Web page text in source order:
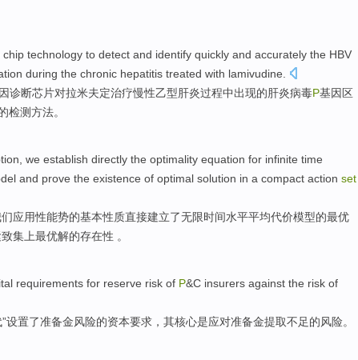
chip technology to detect and identify quickly and accurately the HBV
during the chronic hepatitis treated with lamivudine
诊断芯片对拉米夫定治疗慢性乙型肝炎过程中出现的肝炎病毒P基因 区
检测方法。
we establish directly the optimality equation for infinite time
and prove the existence of optimal solution in a compact action set
应用性能势的基本性质直接建立了无限时间水平平均代价模型的最优
集 上最优解的存在性 。
requirements for reserve risk of P&C insurers against the risk of
设置了准备金风险的资本要求 ，其核心是应对准备金提取不足的风险。